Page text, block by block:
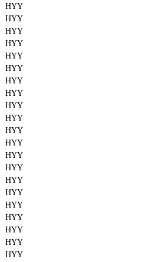
HYY
HYY
HYY
HYY
HYY
HYY
HYY
HYY
HYY
HYY
HYY
HYY
HYY
HYY
HYY
HYY
HYY
HYY
HYY
HYY
HYY